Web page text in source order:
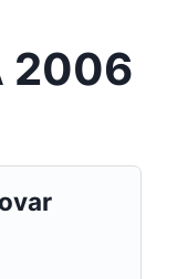
2006